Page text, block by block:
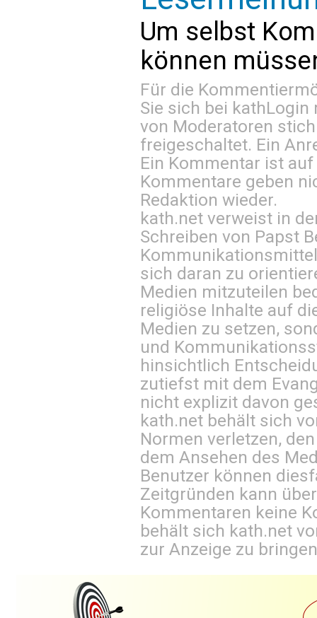
Um selbst
können
Für die
Sie sich bei kathLogin
von Moderatoren
freigeschaltet. Ein
Ein Kommentar ist
Kommentare geben
Redaktion wieder.
kath.net verweist in
Schreiben von Papst
sich daran zu
Medien mitzuteilen
religiöse Inhalte auf
Medien zu setzen,
und
hinsichtlich
zutiefst mit dem
nicht explizit davon
kath.net behält sich
Normen verletzen,
dem Ansehen des
Benutzer können
Zeitgründen kann
Kommentaren keine
behält sich kath.net
zur Anzeige zu